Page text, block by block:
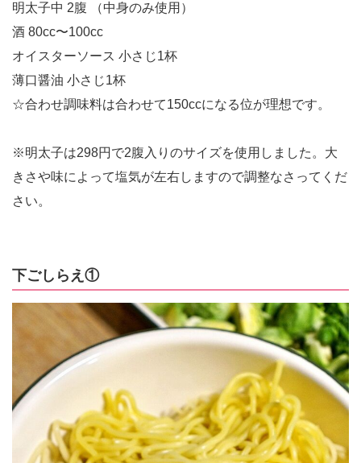
明太子中 2腹 （中身のみ使用）
酒 80cc〜100cc
オイスターソース 小さじ1杯
薄口醤油 小さじ1杯
☆合わせ調味料は合わせて150ccになる位が理想です。
※明太子は298円で2腹入りのサイズを使用しました。大
きさや味によって塩気が左右しますので調整なさってくだ
さい。
下ごしらえ①